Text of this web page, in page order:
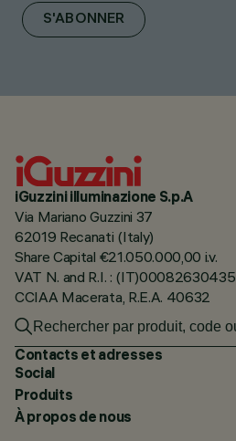
S'ABONNER
iGuzzini illuminazione S.p.A
Via Mariano Guzzini 37
62019 Recanati (Italy)
Share Capital €21.050.000,00 i.v.
VAT N. and R.I. : (IT)00082630435
CCIAA Macerata, R.E.A. 40632
Contacts et adresses
Social
Produits
À propos de nous